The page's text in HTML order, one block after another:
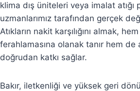
klima dış üniteleri veya imalat atığı
uzmanlarımız tarafından gerçek
Atıkların nakit karşılığını almak, hem
ferahlamasına olanak tanır hem
doğrudan katkı sağlar.
Bakır, iletkenliği ve yüksek geri